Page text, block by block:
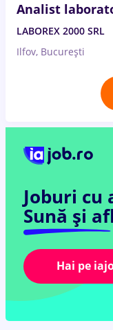
Analist
LABOREX 2000 SRL
Ilfov, București
Joburi cu
Sună și
Hai pe